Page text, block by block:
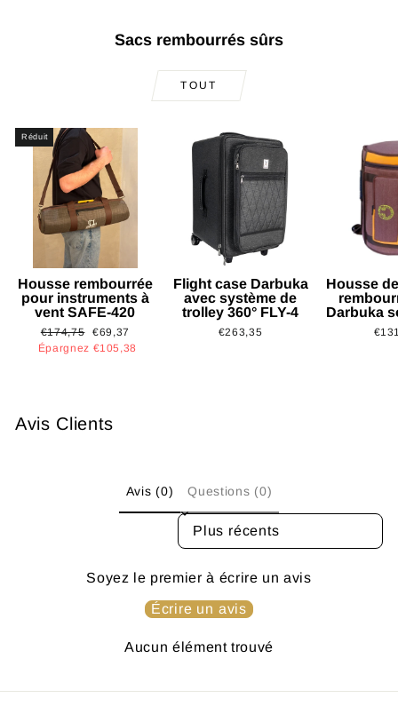
Sacs rembourrés sûrs
TOUT
Réduit
Housse rembourrée
pour instruments à
vent SAFE-420
Prix
régulier
€174,75
Prix
réduit
€69,37
Épargnez €105,38
Flight case Darbuka
avec système de
trolley 360° FLY-4
€263,35
Housse
Darbuka
Avis Clients
Avis (0) Questions (0)
SORT REVIEWS BY
Soyez le premier à écrire un avis
Écrire un avis
Aucun élément trouvé